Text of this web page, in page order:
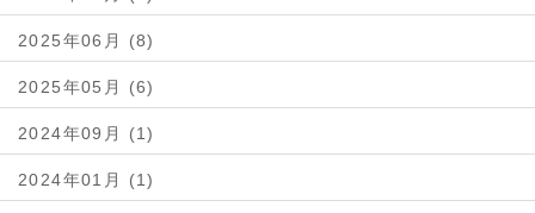
2025年06月 (8)
2025年05月 (6)
2024年09月 (1)
2024年01月 (1)